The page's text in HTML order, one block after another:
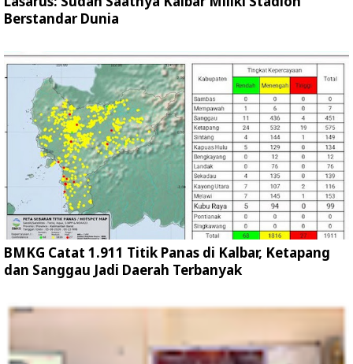
Berstandar Dunia
BMKG Catat 1.911 Titik Panas di Kalbar, Ketapang
dan Sanggau Jadi Daerah Terbanyak